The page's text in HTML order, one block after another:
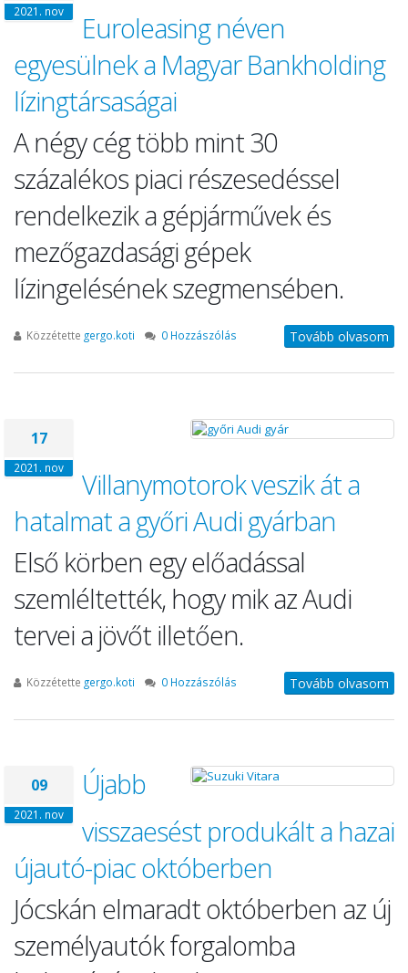
2021. nov
Euroleasing néven
egyesülnek a Magyar Bankholding
lízingtársaságai
A négy cég több mint 30
százalékos piaci részesedéssel
rendelkezik a gépjárművek és
mezőgazdasági gépek
lízingelésének szegmensében.
Közzétette gergo.koti 0 Hozzászólás Tovább olvasom
17
2021. nov
Villanymotorok veszik át a
hatalmat a győri Audi gyárban
Első körben egy előadással
szemléltették, hogy mik az Audi
tervei a jövőt illetően.
Közzétette gergo.koti 0 Hozzászólás Tovább olvasom
09
2021. nov
Újabb
visszaesést produkált a hazai
újautó-piac októberben
Jócskán elmaradt októberben az új
személyautók forgalomba